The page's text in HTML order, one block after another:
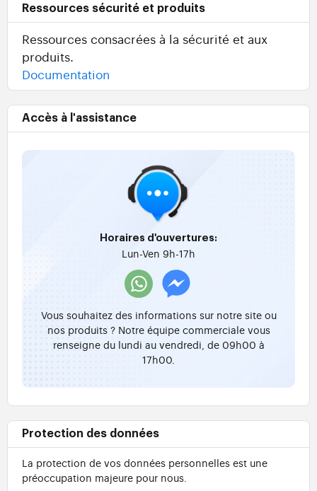
Ressources sécurité et produits
Ressources consacrées à la sécurité et aux
produits.
Documentation
Accès à l'assistance
Horaires d'ouvertures:
Lun-Ven 9h-17h
Vous souhaitez des informations sur notre site ou
nos produits ? Notre équipe commerciale vous
renseigne du lundi au vendredi, de 09h00 à
17h00.
Protection des données
La protection de vos données personnelles est une
préoccupation majeure pour nous.